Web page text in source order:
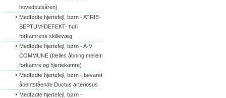
hovedpulsåren)
Medfødte hjertefejl, børn - ATRIE-
SEPTUM-DEFEKT- hul i
forkamrens skillevæg
Medfødte hjertefejl, børn - A-V
COMMUNE (fælles åbning mellem
forkamre og hjertekamre)
Medfødte hjertefejl, børn - bevaret/
åbentstående Ductus arteriosus
Medfødte hjertefejl, børn -